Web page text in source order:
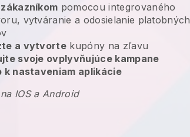
pomocou integrovaného
vytváranie a odosielanie platobných
a vytvorte kupóny na zľavu
svoje ovplyvňujúce kampane
k nastaveniam aplikácie
IOS a Android